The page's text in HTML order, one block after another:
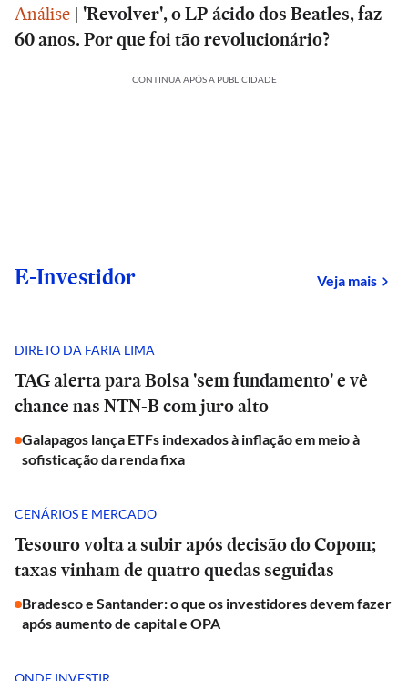
Análise | 'Revolver', o LP ácido dos Beatles, faz
60 anos. Por que foi tão revolucionário?
CONTINUA APÓS A PUBLICIDADE
E-Investidor Veja mais
DIRETO DA FARIA LIMA
TAG alerta para Bolsa 'sem fundamento' e vê
chance nas NTN-B com juro alto
Galapagos lança ETFs indexados à inflação em meio à
sofisticação da renda fixa
CENÁRIOS E MERCADO
Tesouro volta a subir após decisão do Copom;
taxas vinham de quatro quedas seguidas
Bradesco e Santander: o que os investidores devem fazer
após aumento de capital e OPA
ONDE INVESTIR